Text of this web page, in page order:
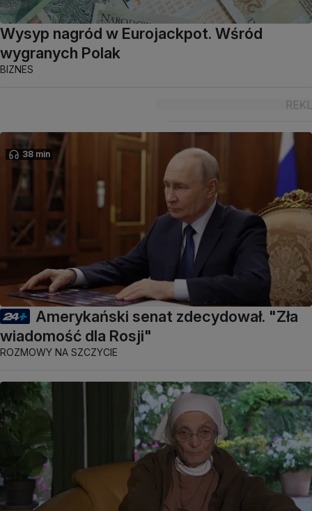
Wysyp nagród w Eurojackpot. Wśród
wygranych Polak
BIZNES
38 min
Amerykański senat zdecydował. "Zła
wiadomość dla Rosji"
ROZMOWY NA SZCZYCIE